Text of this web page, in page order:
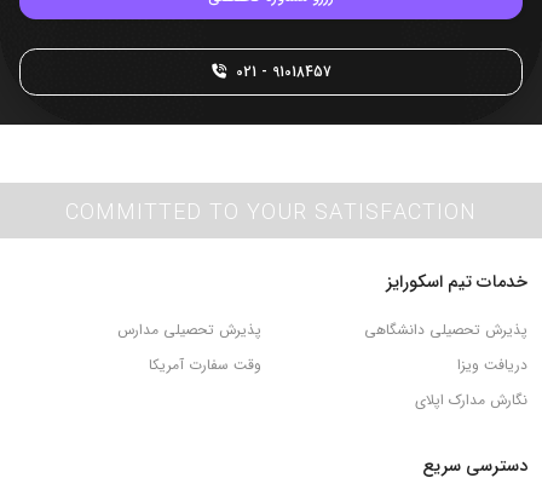
91018457 - 021
COMMITTED TO YOUR SATISFACTION
خدمات تیم اسکورایز
پذیرش تحصیلی دانشگاهی
پذیرش تحصیلی مدارس
دریافت ویزا
وقت سفارت آمریکا
نگارش مدارک اپلای
دسترسی سریع